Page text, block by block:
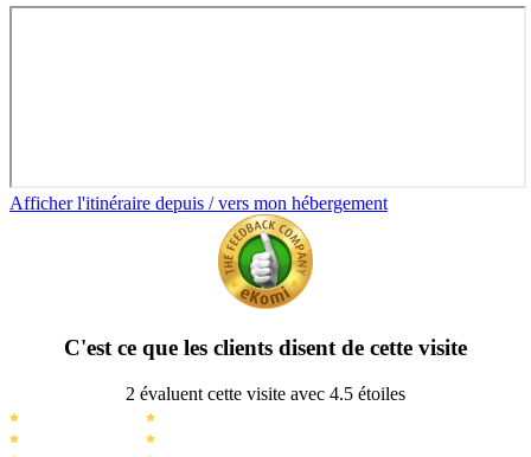
Afficher l'itinéraire depuis / vers mon hébergement
C'est ce que les clients disent de cette visite
2 évaluent cette visite avec 4.5 étoiles